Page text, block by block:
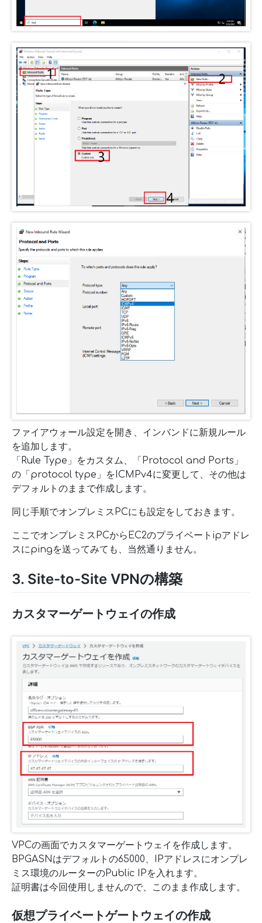
ファイアウォール設定を開き、インバンドに新規ルール
を追加します。
「Rule Type」をカスタム、「Protocol and Ports」
の「protocol type」をICMPv4に変更して、その他は
デフォルトのままで作成します。
同じ手順でオンプレミスPCにも設定をしておきます。
ここでオンプレミスPCからEC2のプライベートipアドレ
スにpingを送ってみても、当然通りません。
3. Site-to-Site VPNの構築
カスタマーゲートウェイの作成
VPCの画面でカスタマーゲートウェイを作成します。
BPGASNはデフォルトの65000、IPアドレスにオンプレ
ミス環境のルーターのPublic IPを入れます。
証明書は今回使用しませんので、このまま作成します。
仮想プライベートゲートウェイの作成